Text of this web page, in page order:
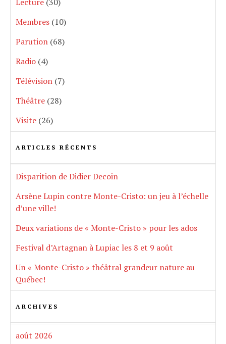
Membres (10)
Parution (68)
Radio (4)
Télévision (7)
Théâtre (28)
Visite (26)
ARTICLES RÉCENTS
Disparition de Didier Decoin
Arsène Lupin contre Monte-Cristo: un jeu à l’échelle
d’une ville!
Deux variations de « Monte-Cristo » pour les ados
Festival d’Artagnan à Lupiac les 8 et 9 août
Un « Monte-Cristo » théâtral grandeur nature au
Québec!
ARCHIVES
août 2026